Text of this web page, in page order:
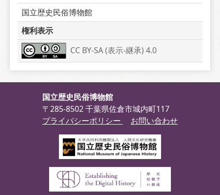
国立歴史民俗博物館
権利表示
CC BY-SA (表示-継承) 4.0
国立歴史民俗博物館
〒285-8502 千葉県佐倉市城内町117
プライバシーポリシー
お問い合わせ